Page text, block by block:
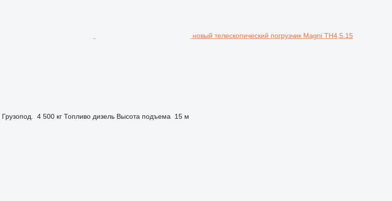
новый телескопический погрузчик Magni TH4,5.15
Грузопод. 4 500 кг Топливо дизель Высота подъема
15 м